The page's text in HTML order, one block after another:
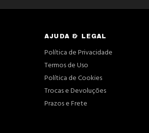
AJUDA & LEGAL
Política de Privacidade
Termos de Uso
Política de Cookies
Trocas e Devoluções
Prazos e Frete